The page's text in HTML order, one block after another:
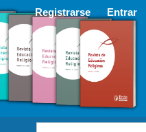
Registrarse Entrar